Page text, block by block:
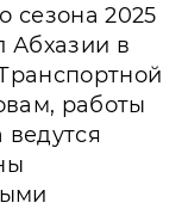
сезона 2025
Абхазии в
работы
ведутся